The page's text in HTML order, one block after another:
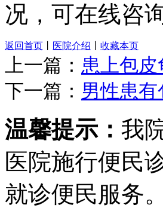
况，可在线咨
返回首页 医院介绍 收藏本页
上一篇： 患上包
下一篇： 男性患
温馨提示： 我
医院施行便民
就诊便民服务